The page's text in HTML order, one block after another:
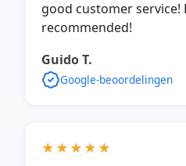
good customer service!
recommended!
Guido T.
Google-beoordelingen
★★★★★